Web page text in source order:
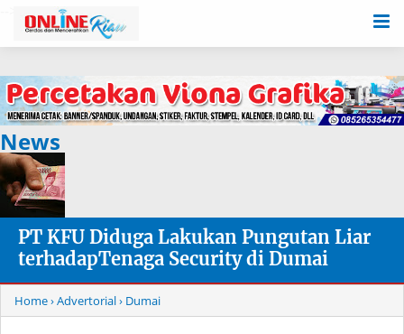
News
PT KFU Diduga Lakukan Pungutan Liar
terhadapTenaga Security di Dumai
Home› Advertorial› Dumai